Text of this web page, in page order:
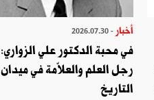
أخبار - 2026.07.30
في محبة الدكتور علي الزواري:
رجل العلم والعلاّمة في ميدان
التاريخ